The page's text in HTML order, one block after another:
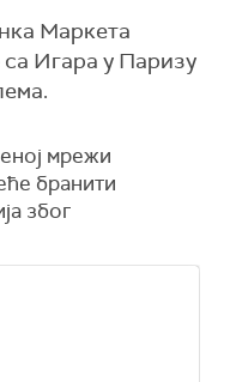
Маркета
Игара у Паризу
мрежи
бранити
због